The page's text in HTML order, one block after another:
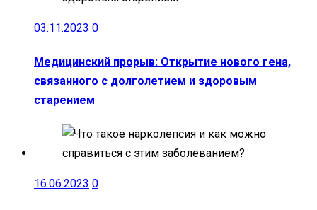
03.11.2023 0
Медицинский прорыв: Открытие нового гена,
связанного с долголетием и здоровым
старением
16.06.2023 0